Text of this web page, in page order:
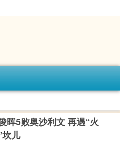
晖5败奥沙利文 再遇“火
坎儿